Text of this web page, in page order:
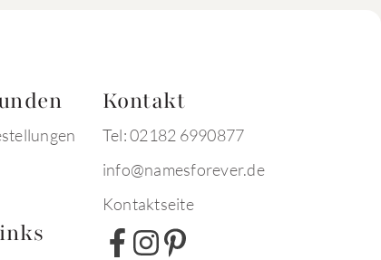
Kontakt
Tel: 02182 6990877
info@namesforever.de
Kontaktseite